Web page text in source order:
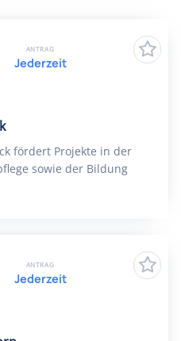
fördert Projekte in der
sowie der Bildung
ANTRAG
Jederzeit
ANTRAG
Jederzeit